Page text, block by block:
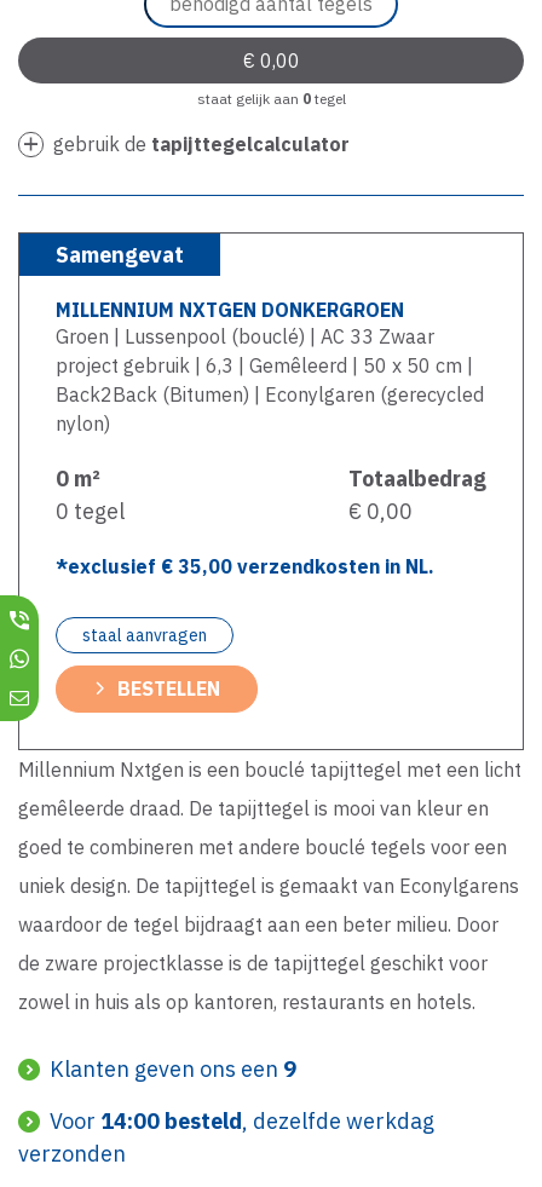
staat gelijk aan 0tegel
gebruik de tapijttegelcalculator
Samengevat
MILLENNIUM NXTGEN DONKERGROEN
Groen | Lussenpool (bouclé) | AC 33 Zwaar
project gebruik | 6,3 | Gemêleerd | 50 x 50 cm |
Back2Back (Bitumen) | Econylgaren (gerecycled
nylon)
0 m²
0 tegel
Totaalbedrag
€ 0,00
*exclusief € 35,00 verzendkosten in NL.
staal aanvragen
BESTELLEN
Millennium Nxtgen is een bouclé tapijttegel met een licht
gemêleerde draad. De tapijttegel is mooi van kleur en
goed te combineren met andere bouclé tegels voor een
uniek design. De tapijttegel is gemaakt van Econylgarens
waardoor de tegel bijdraagt aan een beter milieu. Door
de zware projectklasse is de tapijttegel geschikt voor
zowel in huis als op kantoren, restaurants en hotels.
Klanten geven ons een 9
Voor 14:00 besteld, dezelfde werkdag
verzonden